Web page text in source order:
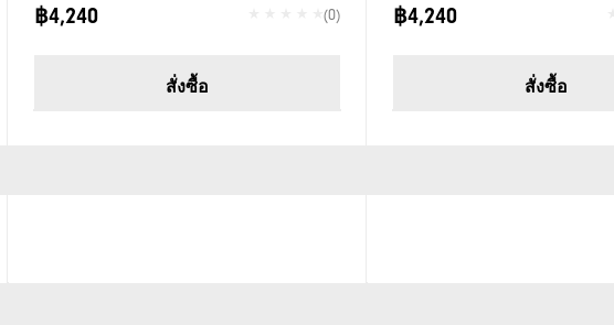
฿4,240 (0)
สั่งซื้อ
฿4,240
สั่งซื้อ